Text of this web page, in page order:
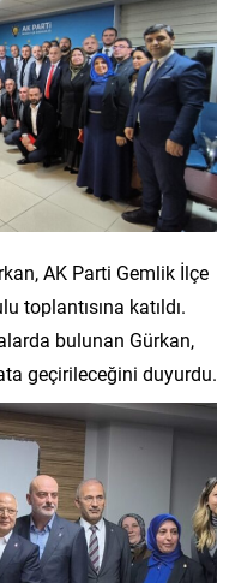
AK Parti Gemlik İlçe
toplantısına katıldı.
bulunan Gürkan,
geçirileceğini duyurdu.